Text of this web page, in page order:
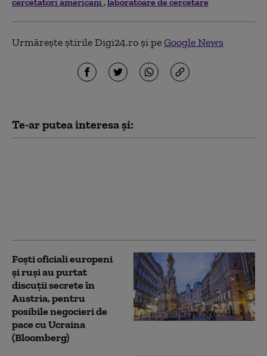
Urmărește știrile Digi24.ro și peGoogle News
Te-ar putea interesa și:
Foști oficiali europeni
și ruși au purtat
discuții secrete în
Austria, pentru
posibile negocieri de
pace cu Ucraina
(Bloomberg)